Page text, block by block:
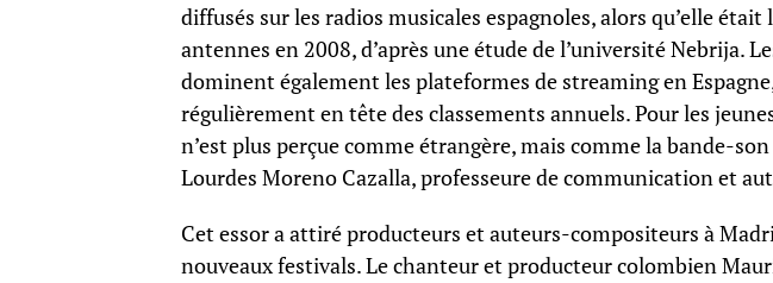
diffusés sur les radios musicales espagnoles, alors qu’elle
antennes en 2008, d’après une étude de l’université Nebrija.
dominent également les plateformes de streaming en
régulièrement en tête des classements annuels. Pour les
n’est plus perçue comme étrangère, mais comme la bande-
Lourdes Moreno Cazalla, professeure de communication et
Cet essor a attiré producteurs et auteurs-compositeurs à
nouveaux festivals. Le chanteur et producteur colombien